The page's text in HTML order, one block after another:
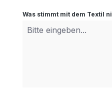
Was stimmt mit dem Textil